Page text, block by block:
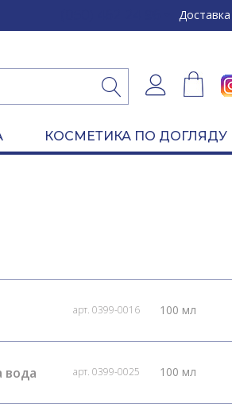
Доставка
КОСМЕТИКА ПО ДОГЛЯДУ
арт. 0399-0016 100 мл
вода арт. 0399-0025 100 мл